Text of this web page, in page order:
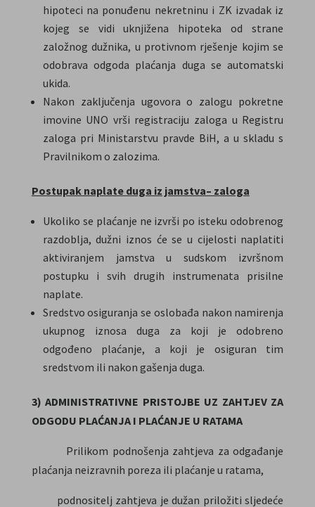
hipoteci na ponuđenu nekretninu i ZK izvadak iz
kojeg se vidi uknjižena hipoteka od strane
založnog dužnika, u protivnom rješenje kojim se
odobrava odgoda plaćanja duga se automatski
ukida.
Nakon zaključenja ugovora o zalogu pokretne
imovine UNO vrši registraciju zaloga u Registru
zaloga pri Ministarstvu pravde BiH, a u skladu s
Pravilnikom o zalozima.
Postupak naplate duga iz jamstva– zaloga
Ukoliko se plaćanje ne izvrši po isteku odobrenog
razdoblja, dužni iznos će se u cijelosti naplatiti
aktiviranjem jamstva u sudskom izvršnom
postupku i svih drugih instrumenata prisilne
naplate.
Sredstvo osiguranja se oslobađa nakon namirenja
ukupnog iznosa duga za koji je odobreno
odgođeno plaćanje, a koji je osiguran tim
sredstvom ili nakon gašenja duga.
3) ADMINISTRATIVNE PRISTOJBE UZ ZAHTJEV ZA
ODGODU PLAĆANJA I PLAĆANJE U RATAMA
Prilikom podnošenja zahtjeva za odgađanje
plaćanja neizravnih poreza ili plaćanje u ratama,
podnositelj zahtjeva je dužan priložiti sljedeće